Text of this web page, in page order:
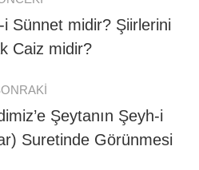
Previous
post:
Sünnet midir? Şiirlerini
Caiz midir?
Next
post:
Şeytanın Şeyh-i
Suretinde Görünmesi